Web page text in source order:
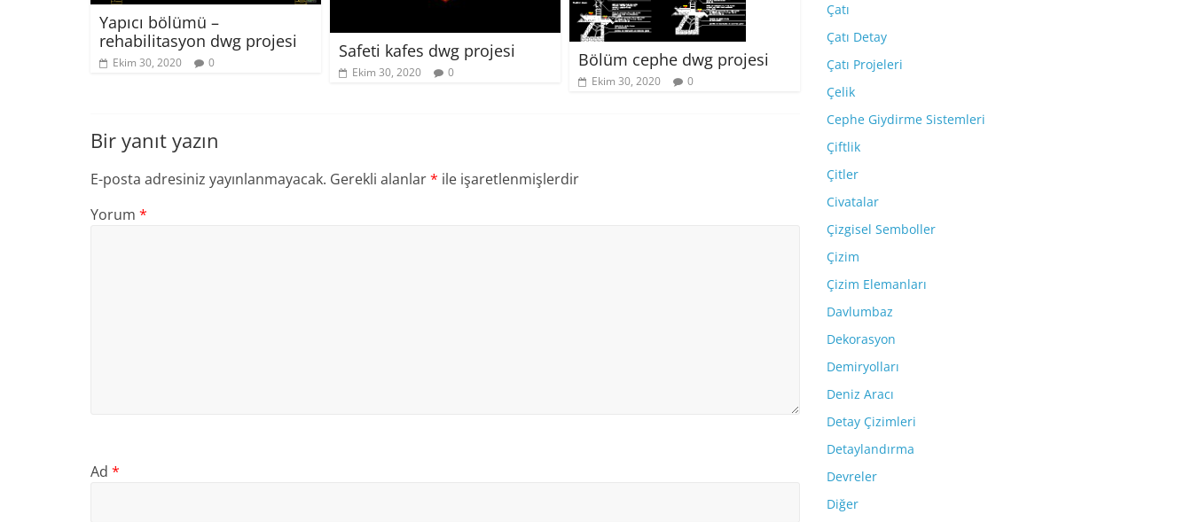
Yapıcı bölümü –
rehabilitasyon dwg projesi
Ekim 30, 2020 0
Safeti kafes dwg projesi
Ekim 30, 2020 0
Bölüm cephe dwg projesi
Ekim 30, 2020 0
Bir yanıt yazın
E-posta adresiniz yayınlanmayacak. Gerekli alanlar* ile işaretlenmişlerdir
Yorum *
Ad *
Çatı
Çatı Detay
Çatı Projeleri
Çelik
Cephe Giydirme Sistemleri
Çiftlik
Çitler
Civatalar
Çizgisel Semboller
Çizim
Çizim Elemanları
Davlumbaz
Dekorasyon
Demiryolları
Deniz Aracı
Detay Çizimleri
Detaylandırma
Devreler
Diğer